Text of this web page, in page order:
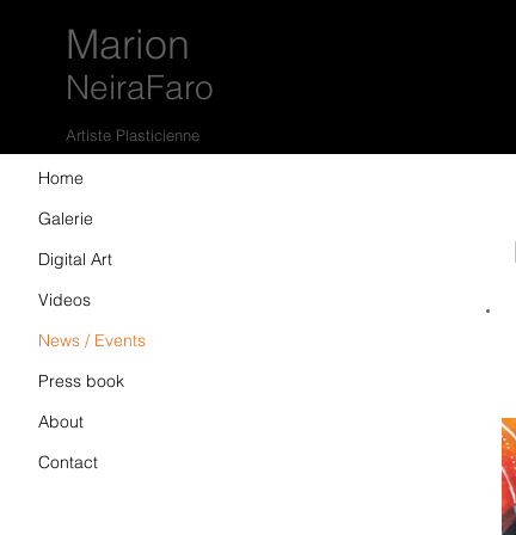
Home
Galerie
Digital Art
Videos
News / Events
Press book
About
Contact
Marion
NeiraFaro
Artiste Plasticienne